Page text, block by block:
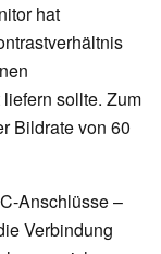
hat
sollte. Zum
Bildrate von 60
Anschlüsse –
Verbindung